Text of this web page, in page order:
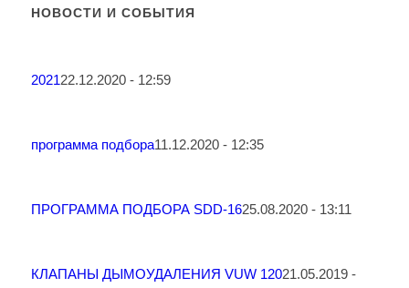
НОВОСТИ И СОБЫТИЯ
202122.12.2020 - 12:59
программа подбора11.12.2020 - 12:35
ПРОГРАММА ПОДБОРА SDD-1625.08.2020 - 13:11
КЛАПАНЫ ДЫМОУДАЛЕНИЯ VUW 12021.05.2019 -